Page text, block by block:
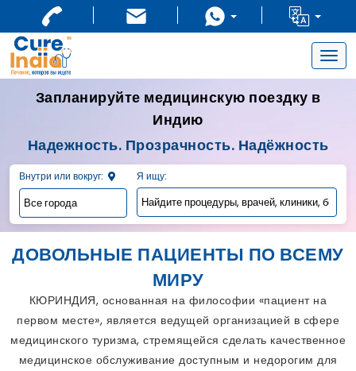
Запланируйте медицинскую поездку в
Индию
Надежность. Прозрачность. Надёжность
Внутри или вокруг: Я ищу:
ДОВОЛЬНЫЕ ПАЦИЕНТЫ ПО ВСЕМУ
МИРУ
КЮРИНДИЯ, основанная на философии «пациент на
первом месте», является ведущей организацией в сфере
медицинского туризма, стремящейся сделать качественное
медицинское обслуживание доступным и недорогим для